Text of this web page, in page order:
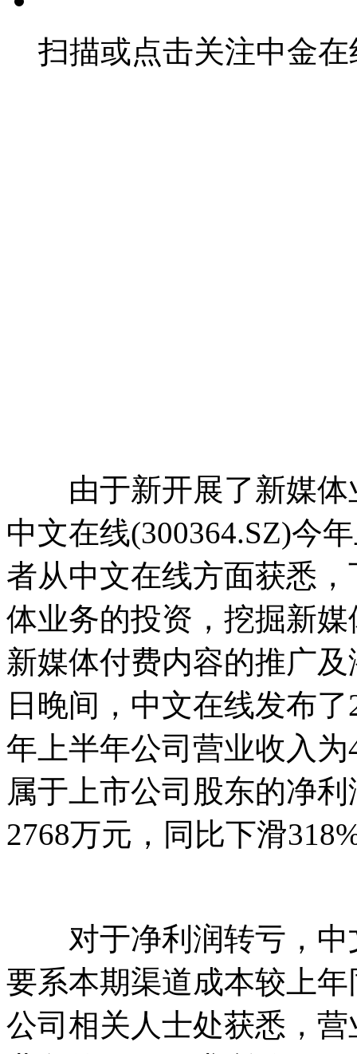
扫描或点击关注中金
由于新开展了新媒体
中文在线(300364.SZ)今
者从中文在线方面获悉
体业务的投资，挖掘新
新媒体付费内容的推
日晚间，中文在线发布
年上半年公司营业收入
属于上市公司股东的净
2768万元，同比下滑
对于净利润转亏，中
要系本期渠道成本较上
公司相关人士处获悉，